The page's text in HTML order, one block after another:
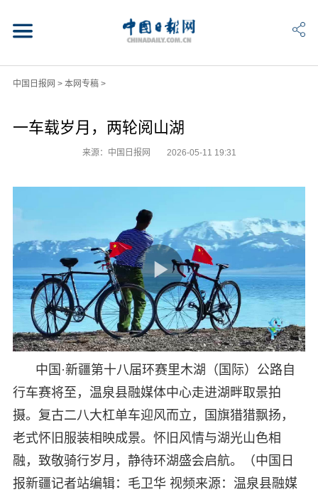
中国日报网 > 本网专稿>
一车载岁月，两轮阅山湖
来源：中国日报网 2026-05-11 19:31
中国·新疆第十八届环赛里木湖（国际）公路自
行车赛将至，温泉县融媒体中心走进湖畔取景拍
摄。复古二八大杠单车迎风而立，国旗猎猎飘扬，
老式怀旧服装相映成景。怀旧风情与湖光山色相
融，致敬骑行岁月，静待环湖盛会启航。（中国日
报新疆记者站编辑：毛卫华 视频来源：温泉县融媒